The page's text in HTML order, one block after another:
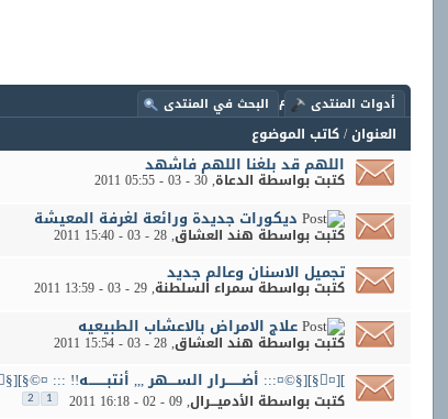
المنتدى:النبض العامأدوات المنتدى البحث في المنتدى
العنوان/كاتب الموضوع
اللهم قد بلغنا اللهم فاشهد
كتبت بواسطة الدعاة‏, 30 - 03 - 2011 05:55
ديكورات جديدة ورائعة لغرفة المعيشة
كتبت بواسطة هند العشاق‏, 28 - 03 - 2011 15:40
تجميل الاسنان وعالم جديد
كتبت بواسطةسمراء السلطنة‏, 29 - 03 - 2011 13:59
علاج الامراض بالاعشاب الطبيعيه
كتبت بواسطة هند العشاق‏, 28 - 03 - 2011 15:54
][¤§][§©¤::: أضـــــــرار الســــهر ,,, أنتبــــــــه!! ::: ¤©§][§¤][
كتبت بواسطة الأدميـــرال‏, 09 - 02 - 2011 16:18
1
2